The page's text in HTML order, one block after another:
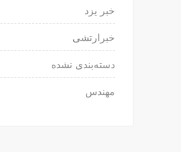
خبر یزد
خبرارتشی
دسته‌بندی نشده
مهندس